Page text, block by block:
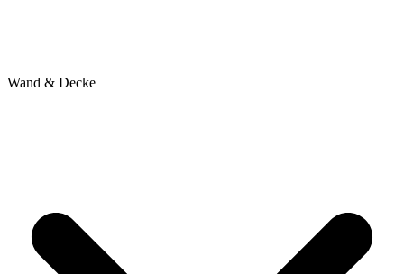
Wand & Decke